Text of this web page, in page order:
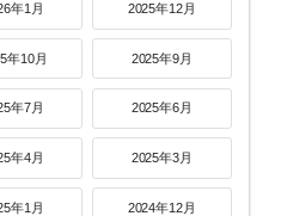
年1月 2025年12月
年10月 2025年9月
年7月 2025年6月
年4月 2025年3月
年1月 2024年12月